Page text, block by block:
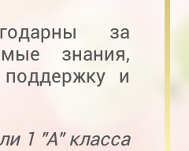
за
знания,
поддержку и
1 "А" класса